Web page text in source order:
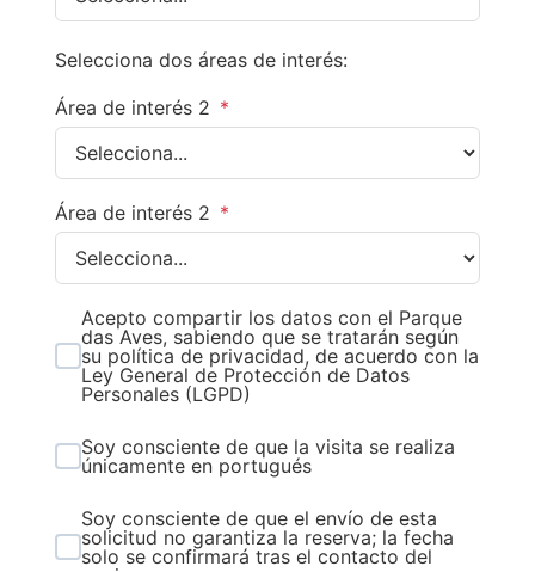
Selecciona dos áreas de interés:
Área de interés 2 *
Área de interés 2 *
Acepto compartir los datos con el Parque
das Aves, sabiendo que se tratarán según
su política de privacidad, de acuerdo con la
Ley General de Protección de Datos
Personales (LGPD)
Soy consciente de que la visita se realiza
únicamente en portugués
Soy consciente de que el envío de esta
solicitud no garantiza la reserva; la fecha
solo se confirmará tras el contacto del